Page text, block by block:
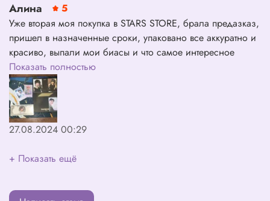
Алина
5
Уже вторая моя покупка в STARS STORE, брала предазказ,
пришел в назначенные сроки, упаковано все аккуратно и
красиво, выпали мои биасы и что самое интересное
STARS STORE прям как в воду глядели и их подарочки
совпали с картами которые мне выпали в альбоме,
спасибо большое за подарки и за альбом!!❤️
Показать полностью
27.08.2024 00:29
+ Показать ещё